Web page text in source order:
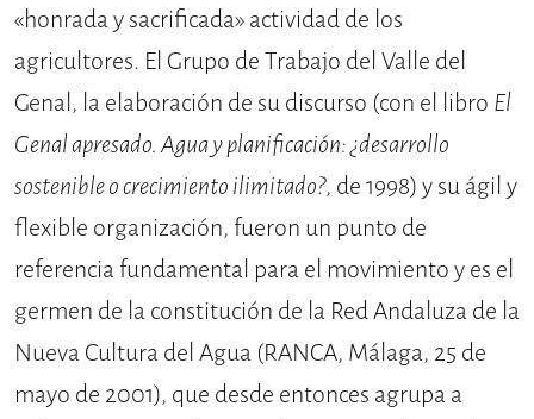
«honrada y sacrificada» actividad de los
agricultores. El Grupo de Trabajo del Valle del
Genal, la elaboración de su discurso (con el libro El
Genal apresado. Agua y planificación: ¿desarrollo
sostenible o crecimiento ilimitado?, de 1998) y su ágil y
flexible organización, fueron un punto de
referencia fundamental para el movimiento y es el
germen de la constitución de la Red Andaluza de la
Nueva Cultura del Agua (RANCA, Málaga, 25 de
mayo de 2001), que desde entonces agrupa a